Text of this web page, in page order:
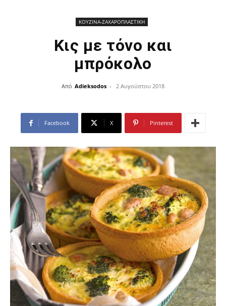
ΚΟΥΖΙΝΑ-ΖΑΧΑΡΟΠΛΑΣΤΙΚΗ
Κις με τόνο και
μπρόκολο
Από Adieksodos - 2 Αυγούστου 2018
Facebook X Pinterest